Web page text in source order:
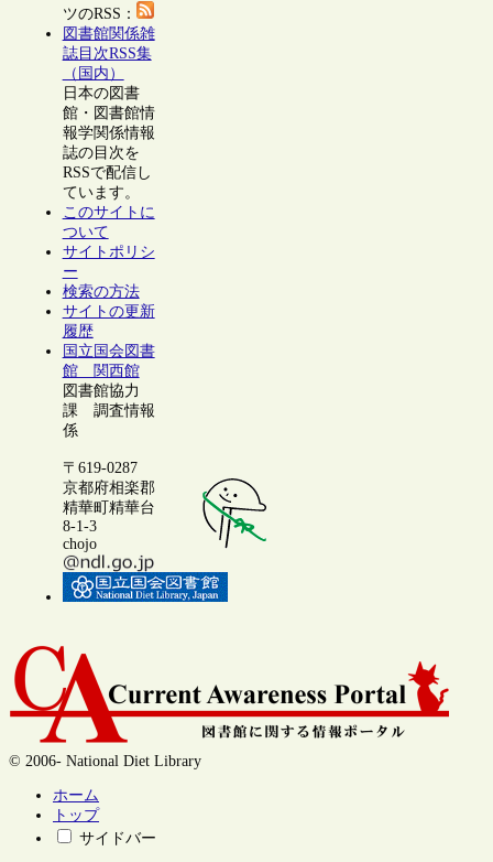
ツのRSS：
図書館関係雑
誌目次RSS集
（国内）
日本の図書
館・図書館情
報学関係情報
誌の目次を
RSSで配信し
ています。
このサイトに
ついて
サイトポリシ
ー
検索の方法
サイトの更新
履歴
国立国会図書
館 関西館
図書館協力
課 調査情報
係
〒619-0287
京都府相楽郡
精華町精華台
8-1-3
chojo
© 2006- National Diet Library
ホーム
トップ
サイドバー